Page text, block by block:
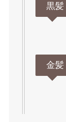
黒髪
金髪